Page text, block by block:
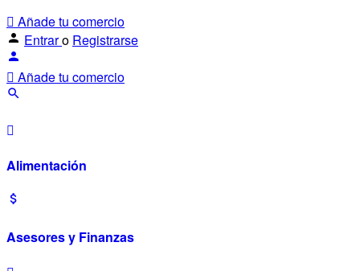
Añade tu comercio
Entraro Registrarse
Añade tu comercio
Alimentación
Asesores y Finanzas